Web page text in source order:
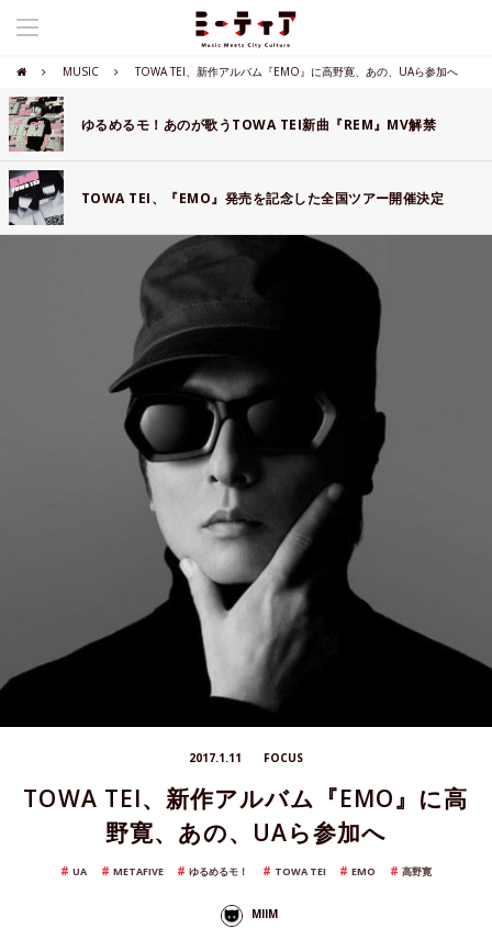
MUSIC TOWA TEI、新作アルバム『EMO』に高野寛、あの、UAら参加へ
ゆるめるモ！あのが歌うTOWA TEI新曲『REM』MV解禁
TOWA TEI、『EMO』発売を記念した全国ツアー開催決定
2017.1.11 FOCUS
TOWA TEI、新作アルバム『EMO』に高
野寛、あの、UAら参加へ
UA METAFIVE ゆるめるモ！ TOWA TEI EMO 高野寛
MIIM